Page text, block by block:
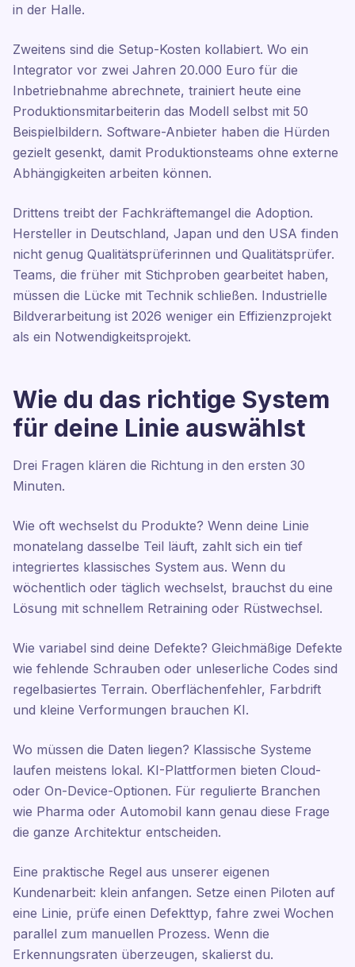
in der Halle.
Zweitens sind die Setup-Kosten kollabiert. Wo ein
Integrator vor zwei Jahren 20.000 Euro für die
Inbetriebnahme abrechnete, trainiert heute eine
Produktionsmitarbeiterin das Modell selbst mit 50
Beispielbildern. Software-Anbieter haben die Hürden
gezielt gesenkt, damit Produktionsteams ohne externe
Abhängigkeiten arbeiten können.
Drittens treibt der Fachkräftemangel die Adoption.
Hersteller in Deutschland, Japan und den USA finden
nicht genug Qualitätsprüferinnen und Qualitätsprüfer.
Teams, die früher mit Stichproben gearbeitet haben,
müssen die Lücke mit Technik schließen. Industrielle
Bildverarbeitung ist 2026 weniger ein Effizienzprojekt
als ein Notwendigkeitsprojekt.
Wie du das richtige System
für deine Linie auswählst
Drei Fragen klären die Richtung in den ersten 30
Minuten.
Wie oft wechselst du Produkte? Wenn deine Linie
monatelang dasselbe Teil läuft, zahlt sich ein tief
integriertes klassisches System aus. Wenn du
wöchentlich oder täglich wechselst, brauchst du eine
Lösung mit schnellem Retraining oder Rüstwechsel.
Wie variabel sind deine Defekte? Gleichmäßige Defekte
wie fehlende Schrauben oder unleserliche Codes sind
regelbasiertes Terrain. Oberflächenfehler, Farbdrift
und kleine Verformungen brauchen KI.
Wo müssen die Daten liegen? Klassische Systeme
laufen meistens lokal. KI-Plattformen bieten Cloud-
oder On-Device-Optionen. Für regulierte Branchen
wie Pharma oder Automobil kann genau diese Frage
die ganze Architektur entscheiden.
Eine praktische Regel aus unserer eigenen
Kundenarbeit: klein anfangen. Setze einen Piloten auf
eine Linie, prüfe einen Defekttyp, fahre zwei Wochen
parallel zum manuellen Prozess. Wenn die
Erkennungsraten überzeugen, skalierst du.